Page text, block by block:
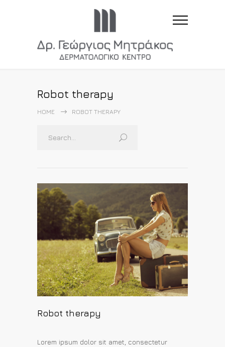
Robot therapy
HOME ROBOT THERAPY
Robot therapy
Lorem ipsum dolor sit amet, consectetur